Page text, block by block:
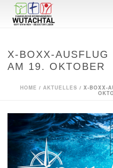
X-BOXX-
AM 19. OKTOBER
HOME / AKTUELLES / X-BOXX-